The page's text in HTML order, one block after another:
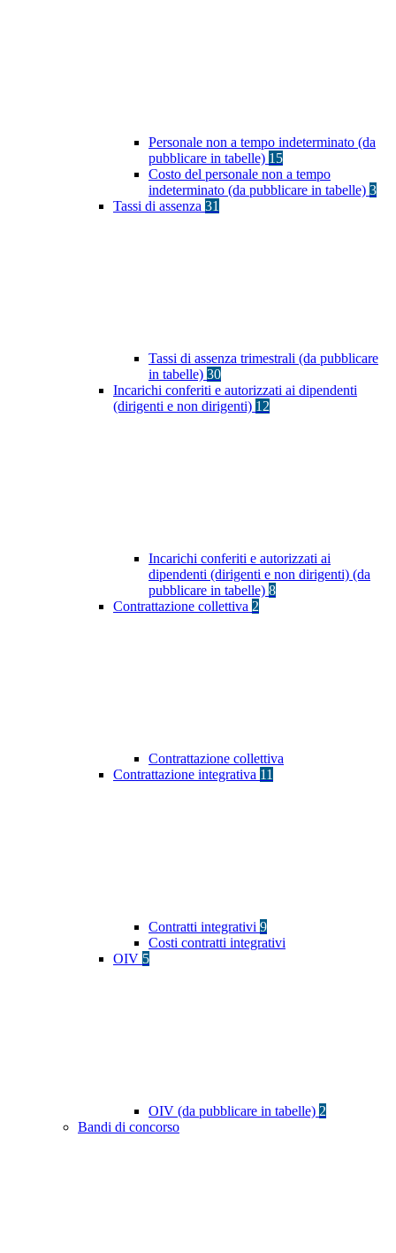
Personale non a tempo indeterminato (da
pubblicare in tabelle) 15
Costo del personale non a tempo
indeterminato (da pubblicare in tabelle) 3
Tassi di assenza 31
Tassi di assenza trimestrali (da pubblicare
in tabelle) 30
Incarichi conferiti e autorizzati ai dipendenti
(dirigenti e non dirigenti) 12
Incarichi conferiti e autorizzati ai
dipendenti (dirigenti e non dirigenti) (da
pubblicare in tabelle) 8
Contrattazione collettiva 2
Contrattazione collettiva
Contrattazione integrativa 11
Contratti integrativi 9
Costi contratti integrativi
OIV 5
OIV (da pubblicare in tabelle) 2
Bandi di concorso